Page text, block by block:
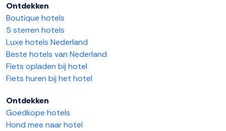
Ontdekken
Boutique hotels
5 sterren hotels
Luxe hotels Nederland
Beste hotels van Nederland
Fiets opladen bij hotel
Fiets huren bij het hotel
Ontdekken
Goedkope hotels
Hond mee naar hotel